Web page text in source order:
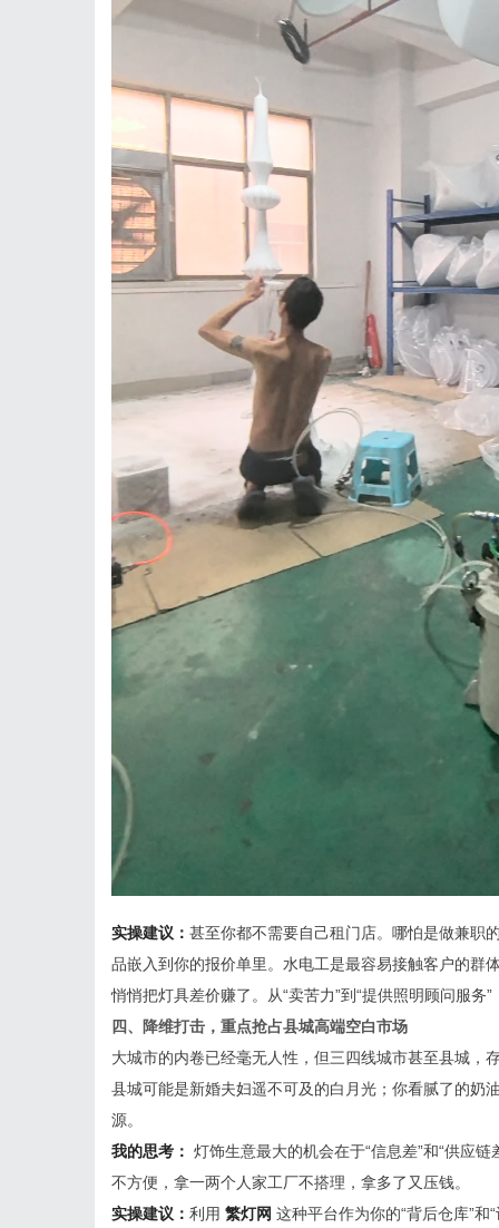
实操建议： 甚至你都不需要自己租门店。哪怕是做兼职
品嵌入到你的报价单里。水电工是最容易接触客户的群
悄悄把灯具差价赚了。从“卖苦力”到“提供照明顾问服务
四、降维打击，重点抢占县城高端空白市场
大城市的内卷已经毫无人性，但三四线城市甚至县城，
县城可能是新婚夫妇遥不可及的白月光；你看腻了的奶
源。
我的思考： 灯饰生意最大的机会在于“信息差”和“供应
不方便，拿一两个人家工厂不搭理，拿多了又压钱。
实操建议： 利用 繁灯网 这种平台作为你的“背后仓库”